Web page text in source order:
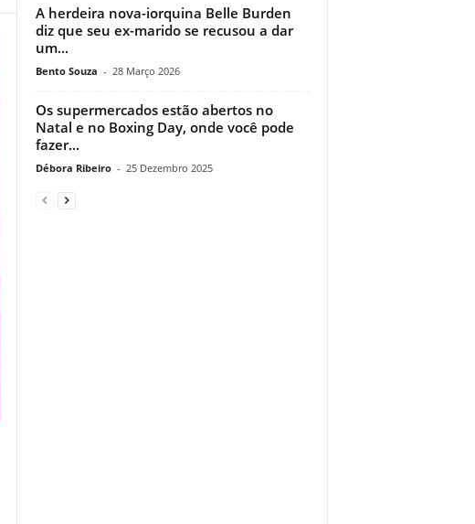
A herdeira nova-iorquina Belle Burden
diz que seu ex-marido se recusou a dar
um...
Bento Souza - 28 Março 2026
Os supermercados estão abertos no
Natal e no Boxing Day, onde você pode
fazer...
Débora Ribeiro - 25 Dezembro 2025